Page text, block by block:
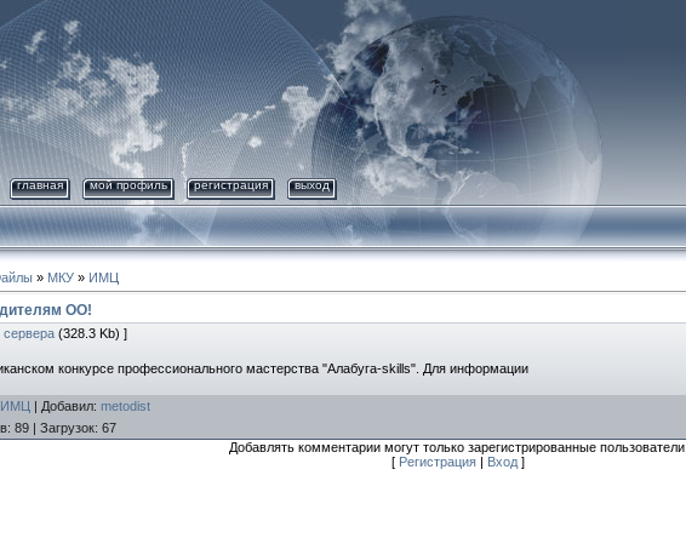
главная мой профиль регистрация выход
» МКУ » ИМЦ
ОО!
сервера (328.3 Kb) ]
конкурсе профессионального мастерства "Алабуга-skills". Для информации
ИМЦ | Добавил: metodist
: 89 | Загрузок: 67
Добавлять комментарии могут только зарегистрированные пользователи.
[ Регистрация | Вход ]